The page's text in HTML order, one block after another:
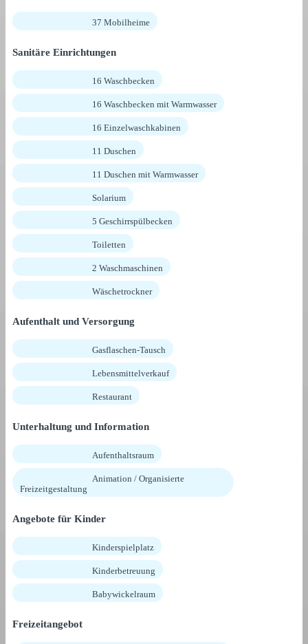
37 Mobilheime
Sanitäre Einrichtungen
16 Waschbecken
16 Waschbecken mit Warmwasser
16 Einzelwaschkabinen
11 Duschen
11 Duschen mit Warmwasser
Solarium
5 Geschirrspülbecken
Toiletten
2 Waschmaschinen
Wäschetrockner
Aufenthalt und Versorgung
Gasflaschen-Tausch
Lebensmittelverkauf
Restaurant
Unterhaltung und Information
Aufenthaltsraum
Animation / Organisierte
Freizeitgestaltung
Angebote für Kinder
Kinderspielplatz
Kinderbetreuung
Babywickelraum
Freizeitangebot